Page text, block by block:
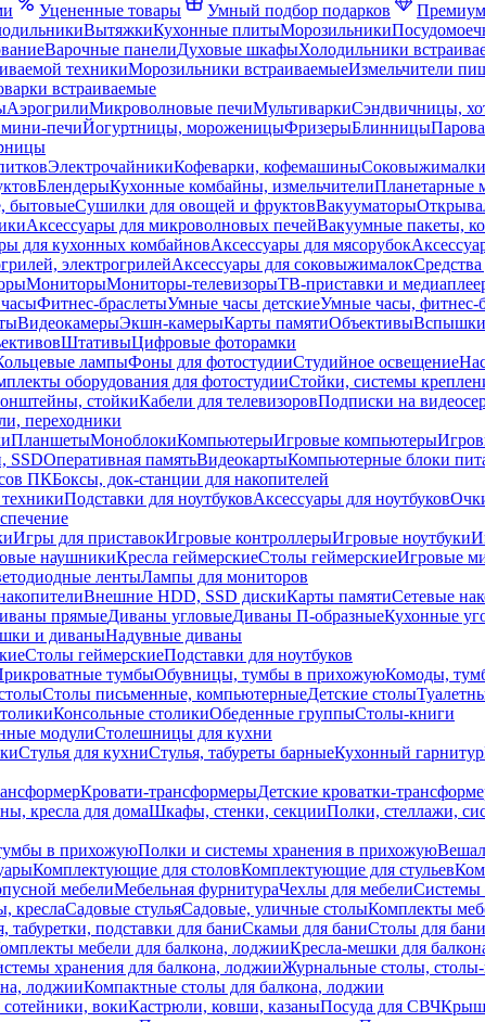
Уцененные товары Умный подбор подарков
ВытяжкиКухонные плитыМорозильники
Варочные панелиДуховые шкафыХолодильники
техникиМорозильники встраиваемыеИзмельчители
встраиваемые
АэрогрилиМикроволновые печиМультиваркиСэндвичницы,
печиЙогуртницы, мороженицыФризерыБлинницы
ЭлектрочайникиКофеварки, кофемашиныСоковыжималки
БлендерыКухонные комбайны, измельчителиПланетарные
бытовыеСушилки для овощей и фруктовВакууматоры
Аксессуары для микроволновых печейВакуумные пакеты,
для кухонных комбайновАксессуары для мясорубок
электрогрилейАксессуары для соковыжималокСредства
МониторыМониторы-телевизорыТВ-приставки и
Фитнес-браслетыУмные часы детскиеУмные часы, фитнес-
ВидеокамерыЭкшн-камерыКарты памятиОбъективыВспышки
ШтативыЦифровые фоторамки
лампыФоны для фотостудииСтудийное освещение
оборудования для фотостудииСтойки, системы
стойкиКабели для телевизоровПодписки на
переходники
ПланшетыМоноблокиКомпьютерыИгровые компьютеры
SSDОперативная памятьВидеокартыКомпьютерные блоки
ПКБоксы, док-станции для накопителей
Подставки для ноутбуковАксессуары для ноутбуков
Игры для приставокИгровые контроллерыИгровые ноутбуки
наушникиКресла геймерскиеСтолы геймерскиеИгровые
лентыЛампы для мониторов
Внешние HDD, SSD дискиКарты памятиСетевые
прямыеДиваны угловыеДиваны П-образныеКухонные
и диваныНадувные диваны
Столы геймерскиеПодставки для ноутбуков
тумбыОбувницы, тумбы в прихожуюКомоды,
Столы письменные, компьютерныеДетские столы
Консольные столикиОбеденные группыСтолы-книги
модулиСтолешницы для кухни
Стулья для кухниСтулья, табуреты барныеКухонный гарнитур
Кровати-трансформерыДетские кроватки-
кресла для домаШкафы, стенки, секцииПолки, стеллажи,
в прихожуюПолки и системы хранения в прихожую
Комплектующие для столовКомплектующие для стульев
мебелиМебельная фурнитураЧехлы для мебелиСистемы
креслаСадовые стульяСадовые, уличные столыКомплекты
табуретки, подставки для баниСкамьи для баниСтолы для бани
мебели для балкона, лоджииКресла-мешки для
хранения для балкона, лоджииЖурнальные столы,
лоджииКомпактные столы для балкона, лоджии
вокиКастрюли, ковши, казаныПосуда для СВЧ